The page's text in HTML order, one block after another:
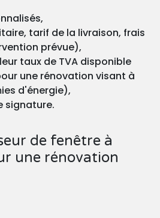
tarif de la livraison, frais
prévue),
taux de TVA disponible
une rénovation visant à
d'énergie),
signature.
de fenêtre à
une rénovation